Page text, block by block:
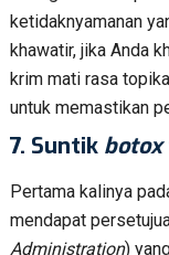
ketidaknyamanan
khawatir, jika Anda
krim mati rasa
untuk memastikan
7. Suntik botox
Pertama kalinya
mendapat
Administration)